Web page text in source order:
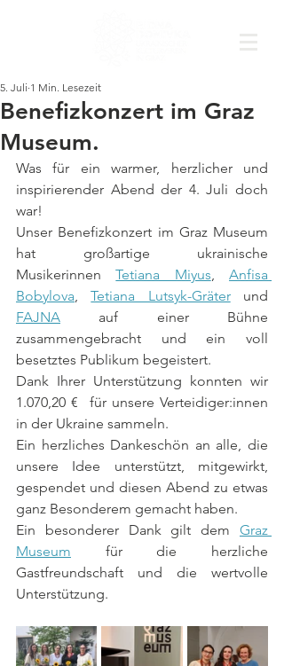
Benefizkonzert im Graz
Museum.
5. Juli 1 Min. Lesezeit
Was für ein warmer, herzlicher und
inspirierender Abend der 4. Juli doch
war!
Unser Benefizkonzert im Graz Museum
hat großartige ukrainische
Musikerinnen Tetiana Miyus, Anfisa
Bobylova, Tetiana Lutsyk-Gräter
FAJNA auf einer Bühne
zusammengebracht und ein voll
besetztes Publikum begeistert.
Dank Ihrer Unterstützung konnten wir
1.070,20 €  für unsere Verteidiger:innen
in der Ukraine sammeln.
Ein herzliches Dankeschön an alle, die
unsere Idee unterstützt, mitgewirkt,
gespendet und diesen Abend zu etwas
ganz Besonderem gemacht haben.
Ein besonderer Dank gilt dem Graz
Museum für die herzliche
Gastfreundschaft und die wertvolle
Unterstützung.